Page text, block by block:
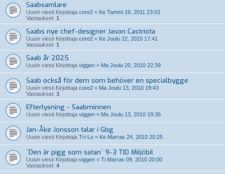
Saabsamlare
Uusin viesti Kirjoittaja core2 « Ke Tammi 19, 2011 23:03
Vastaukset: 1
Saabs nye chef-designer Jason Castriota
Uusin viesti Kirjoittaja core2 « Ke Joulu 22, 2010 17:41
Vastaukset: 1
Saab år 2025
Uusin viesti Kirjoittaja viggen « Ma Joulu 20, 2010 22:39
Saab också för dem som behöver en specialbygge
Uusin viesti Kirjoittaja core2 « Ma Joulu 13, 2010 19:43
Vastaukset: 3
Efterlysning - Saabminnen
Uusin viesti Kirjoittaja viggen « Ma Joulu 13, 2010 19:36
Jan-Åke Jonsson talar i Gbg
Uusin viesti Kirjoittaja Tri-Lo « Ke Marras 24, 2010 20:25
¨Den är pigg som satan¨ 9-3 TID Miljöbil
Uusin viesti Kirjoittaja viggen « Ti Marras 09, 2010 20:00
Vastaukset: 4